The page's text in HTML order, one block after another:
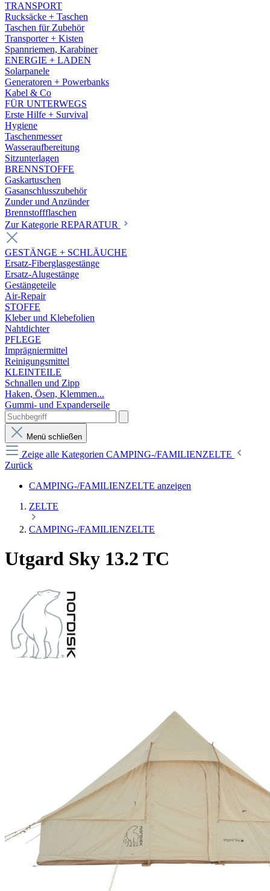
TRANSPORT
Rucksäcke + Taschen
Taschen für Zubehör
Transporter + Kisten
Spannriemen, Karabiner
ENERGIE + LADEN
Solarpanele
Generatoren + Powerbanks
Kabel & Co
FÜR UNTERWEGS
Erste Hilfe + Survival
Hygiene
Taschenmesser
Wasseraufbereitung
Sitzunterlagen
BRENNSTOFFE
Gaskartuschen
Gasanschlusszubehör
Zunder und Anzünder
Brennstoffflaschen
Zur Kategorie REPARATUR
GESTÄNGE + SCHLÄUCHE
Ersatz-Fiberglasgestänge
Ersatz-Alugestänge
Gestängeteile
Air-Repair
STOFFE
Kleber und Klebefolien
Nahtdichter
PFLEGE
Imprägniermittel
Reinigungsmittel
KLEINTEILE
Schnallen und Zipp
Haken, Ösen, Klemmen...
Gummi- und Expanderseile
Menü schließen
Zeige alle Kategorien CAMPING-/FAMILIENZELTE
Zurück
CAMPING-/FAMILIENZELTE anzeigen
ZELTE
CAMPING-/FAMILIENZELTE
Utgard Sky 13.2 TC